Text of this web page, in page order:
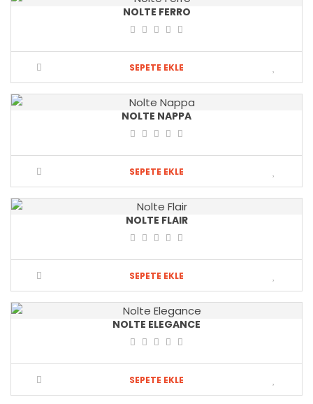
NOLTE FERRO
SEPETE EKLE
NOLTE NAPPA
SEPETE EKLE
NOLTE FLAIR
SEPETE EKLE
NOLTE ELEGANCE